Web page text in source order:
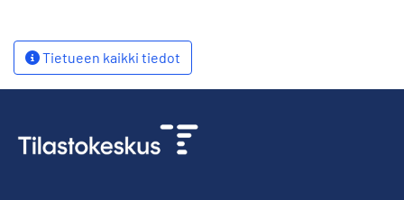
Tietueen kaikki tiedot